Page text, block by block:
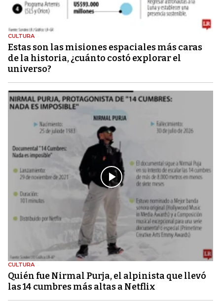
CULTURA
Estas son las misiones espaciales más caras
de la historia, ¿cuánto costó explorar el
universo?
CULTURA
Quién fue Nirmal Purja, el alpinista que llevó
las 14 cumbres más altas a Netflix